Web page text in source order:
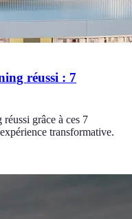
réussi : 7
grâce à ces 7
transformative.